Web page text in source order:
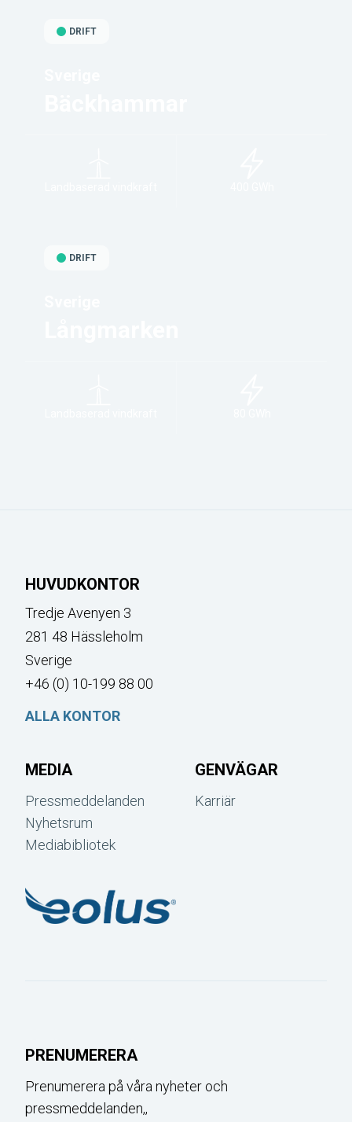
DRIFT
DRIFT
HUVUDKONTOR
Tredje Avenyen 3
281 48 Hässleholm
Sverige
+46 (0) 10-199 88 00
ALLA KONTOR
MEDIA
Pressmeddelanden
Nyhetsrum
Mediabibliotek
GENVÄGAR
Karriär
PRENUMERERA
Prenumerera på våra nyheter och
pressmeddelanden,,